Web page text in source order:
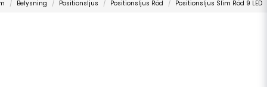
Belysning Positionsljus Positionsljus Röd Positionsljus Slim Röd 9 LED